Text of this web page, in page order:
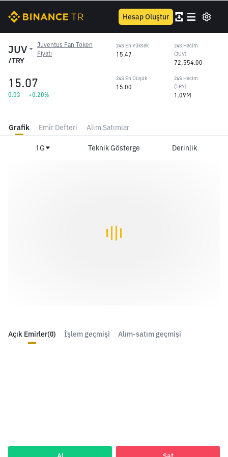
Hesap Oluştur
JUV
Juventus Fan Token
Fiyatı
/TRY
15.07
0.03 +0.20%
24S En Yüksek
15.47
24S En Düşük
15.00
24S Hacim
(JUV)
72,554.00
24S Hacim
(TRY)
1.09M
Açık Emirler(0) İşlem geçmişi Alım-satım geçmişi
Grafik Emir Defteri Alım Satımlar
1G Teknik Gösterge Derinlik